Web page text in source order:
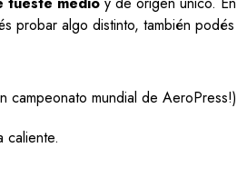
probar algo distinto, también
campeonato mundial de
caliente.